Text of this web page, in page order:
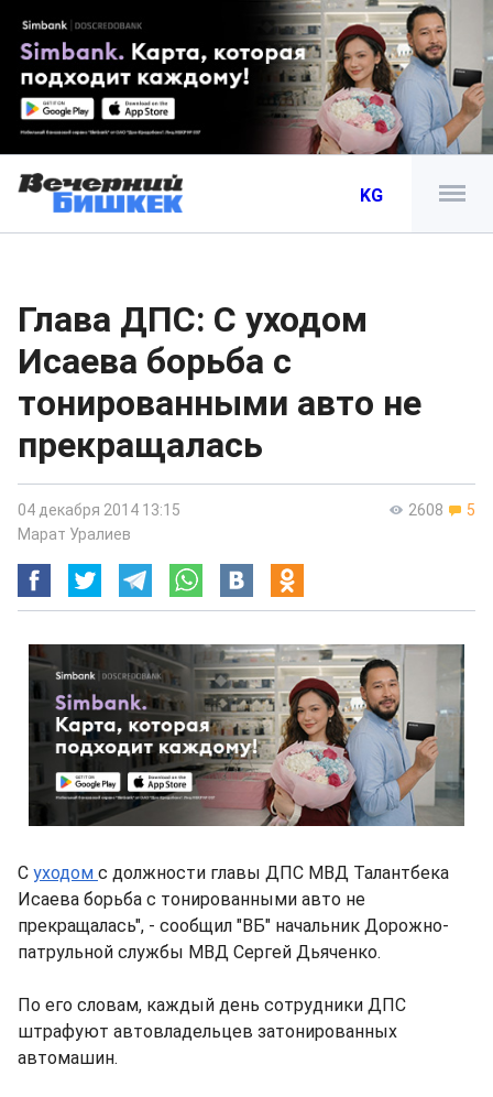
KG
Глава ДПС: С уходом
Исаева борьба с
тонированными авто не
прекращалась
2608 5
04 декабря 2014 13:15
Марат Уралиев
С уходом с должности главы ДПС МВД Талантбека
Исаева борьба с тонированными авто не
прекращалась", - сообщил "ВБ" начальник Дорожно-
патрульной службы МВД Сергей Дьяченко.
По его словам, каждый день сотрудники ДПС
штрафуют автовладельцев затонированных
автомашин.